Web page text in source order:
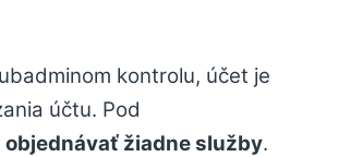
kontrolu, účet je
účtu. Pod
žiadne služby.